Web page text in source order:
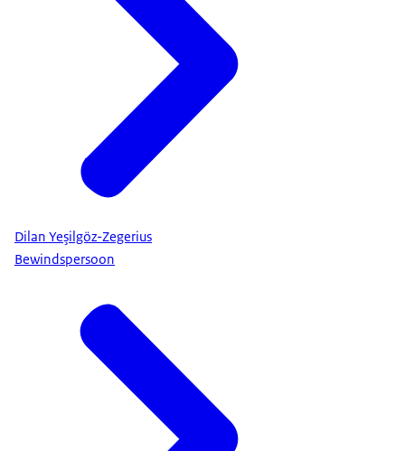
Dilan Yeşilgöz-Zegerius
Bewindspersoon